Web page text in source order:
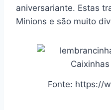
aniversariante. Estas
Minions e são muito
Fonte: https://